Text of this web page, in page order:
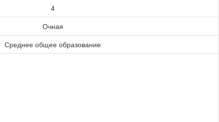
4
Очная
Среднее общее образование